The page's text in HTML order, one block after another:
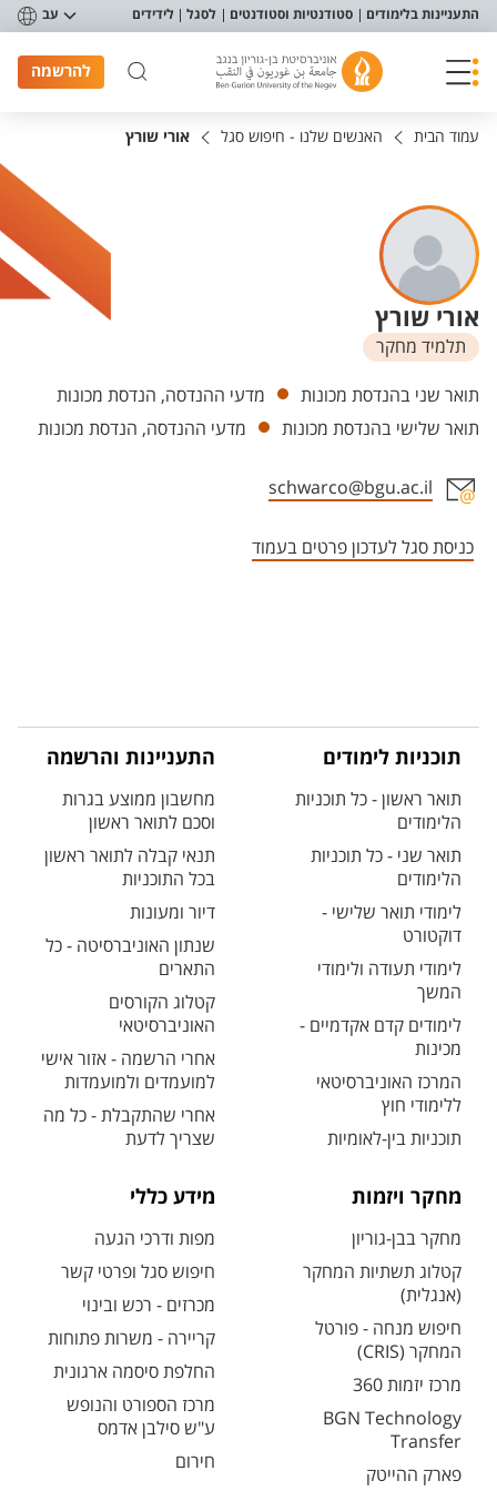
תפריט נגישות
התעניינות בלימודים סטודנטיות וסטודנטים לסגל לידידים עב
להרשמה
עמוד הבית האנשים שלנו - חיפוש סגל אורי שורץ
אורי שורץ
תלמיד מחקר
יחידות
תואר שני בהנדסת מכונות
מדעי ההנדסה, הנדסת מכונות
תואר שלישי בהנדסת מכונות
מדעי ההנדסה, הנדסת מכונות
schwarco@bgu.ac.il
כניסת סגל לעדכון פרטים בעמוד
תוכניות לימודים
תואר ראשון - כל תוכניות
הלימודים
תואר שני - כל תוכניות
הלימודים
לימודי תואר שלישי -
דוקטורט
לימודי תעודה ולימודי
המשך
לימודים קדם אקדמיים -
מכינות
המרכז האוניברסיטאי
ללימודי חוץ
תוכניות בין-לאומיות
התעניינות והרשמה
מחשבון ממוצע בגרות
וסכם לתואר ראשון
תנאי קבלה לתואר ראשון
בכל התוכניות
דיור ומעונות
שנתון האוניברסיטה - כל
התארים
קטלוג הקורסים
האוניברסיטאי
אחרי הרשמה - אזור אישי
למועמדים ולמועמדות
אחרי שהתקבלת - כל מה
שצריך לדעת
מחקר ויזמות
מחקר בבן-גוריון
קטלוג תשתיות המחקר
(אנגלית)
חיפוש מנחה - פורטל
המחקר (CRIS)
מרכז יזמות 360
BGN Technology
Transfer
פארק ההייטק
מידע כללי
מפות ודרכי הגעה
חיפוש סגל ופרטי קשר
מכרזים - רכש ובינוי
קריירה - משרות פתוחות
החלפת סיסמה ארגונית
מרכז הספורט והנופש
ע"ש סילבן אדמס
חירום